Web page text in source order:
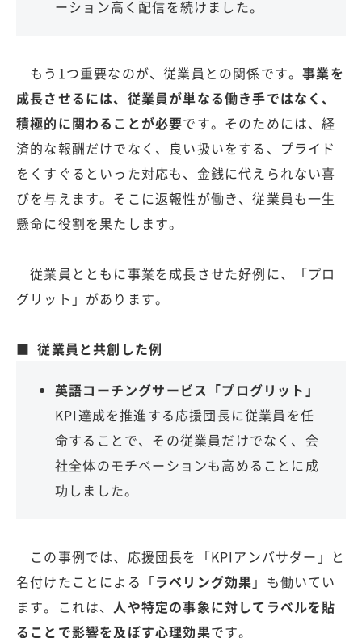
ーション高く配信を続けました。
もう1つ重要なのが、従業員との関係です。事業を
成長させるには、従業員が単なる働き手ではなく、
積極的に関わることが必要です。そのためには、経
済的な報酬だけでなく、良い扱いをする、プライド
をくすぐるといった対応も、金銭に代えられない喜
びを与えます。そこに返報性が働き、従業員も一生
懸命に役割を果たします。
従業員とともに事業を成長させた好例に、「プロ
グリット」があります。
■ 従業員と共創した例
英語コーチングサービス「プログリット」
KPI達成を推進する応援団長に従業員を任
命することで、その従業員だけでなく、会
社全体のモチベーションも高めることに成
功しました。
この事例では、応援団長を「KPIアンバサダー」と
名付けたことによる「ラベリング効果 」も働いてい
ます。これは、 人や特定の事象に対してラベルを貼
ることで影響を及ぼす心理効果です。